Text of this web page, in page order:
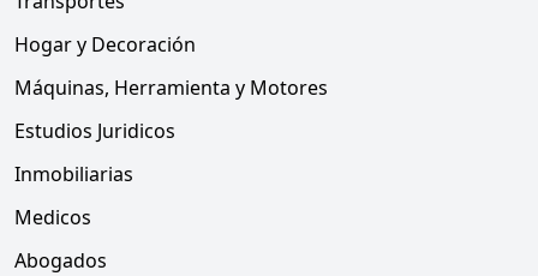
Hogar y Decoración
Máquinas, Herramienta y Motores
Estudios Juridicos
Inmobiliarias
Medicos
Abogados